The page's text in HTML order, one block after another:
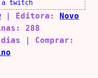
a twitch
| Editora:
Novo
288
| Comprar: